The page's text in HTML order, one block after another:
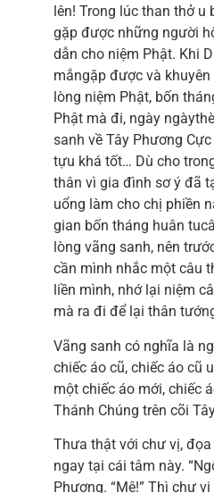
lên! Trong lúc than thở u
gặp được những người
dẫn cho niệm Phật. Khi
mắngặp được và
lòng niệm Phật, bốn
Phật mà đi, ngày
sanh về Tây Phương
tựu khá tốt… Dù cho
thân vì gia đình sơ ý đã
uổng làm cho chị phiền
gian bốn tháng huân
lòng vãng sanh, nên
cần mình nhắc một câu
liền mình, nhớ lại niệm
mà ra đi để lại thân
Vãng sanh có nghĩa là
chiếc áo cũ, chiếc áo cũ
một chiếc áo mới, chiếc
Thánh Chúng trên cõi
Thưa thật với chư vị,
ngay tại cái tâm này.
Phương. “Mê!” Thì chư